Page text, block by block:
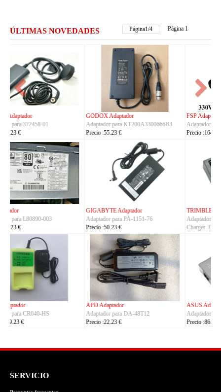
ÚLTIMAS NOVEDADES Página2/4 Página 1
FSP Adaptador
Adaptador para FSP330-ACAU3
Precio :164.23 €
HUAWEI Adaptador
Adaptador para S190126D1D
Precio :40.23 €
TRIMBLE Adaptador
Adaptador para
Charger_Dual_Battery_Slot
Precio :149.23 €
ASUS Adaptador
Adaptador para A14-150P1A
Precio :42.23 €
ASUS Adaptador
Adaptador para ADP-380AB_B
Precio :86.23 €
OLYMPUS Adaptador
Adaptador para CH4000
Precio :100.23 €
SERVICIO